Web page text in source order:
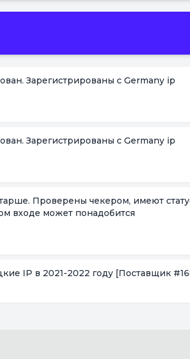
Зарегистрированы с Germany ip
Зарегистрированы с Germany ip
Проверены чекером, имеют
входе может понадобится
IP в 2021-2022 году [Поставщик